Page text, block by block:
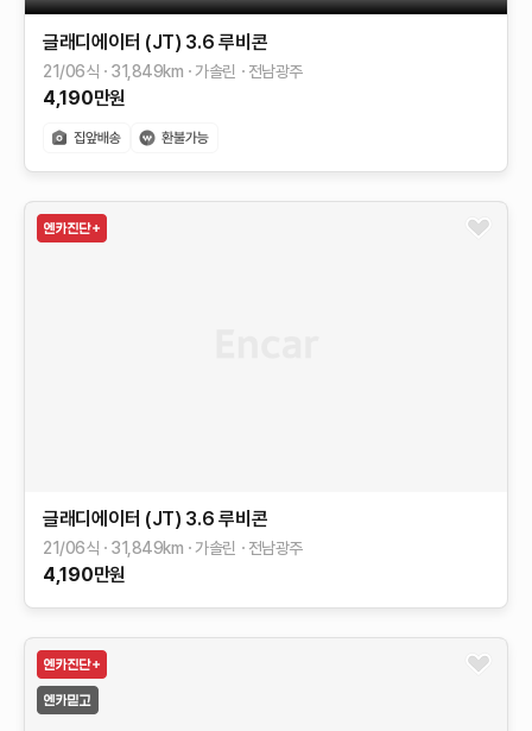
글래디에이터 (JT) 3.6 루비콘
21/06식 31,849km 가솔린 전남광주
4,190만원
글래디에이터 (JT) 3.6 루비콘
21/06식 31,849km 가솔린 전남광주
4,190만원